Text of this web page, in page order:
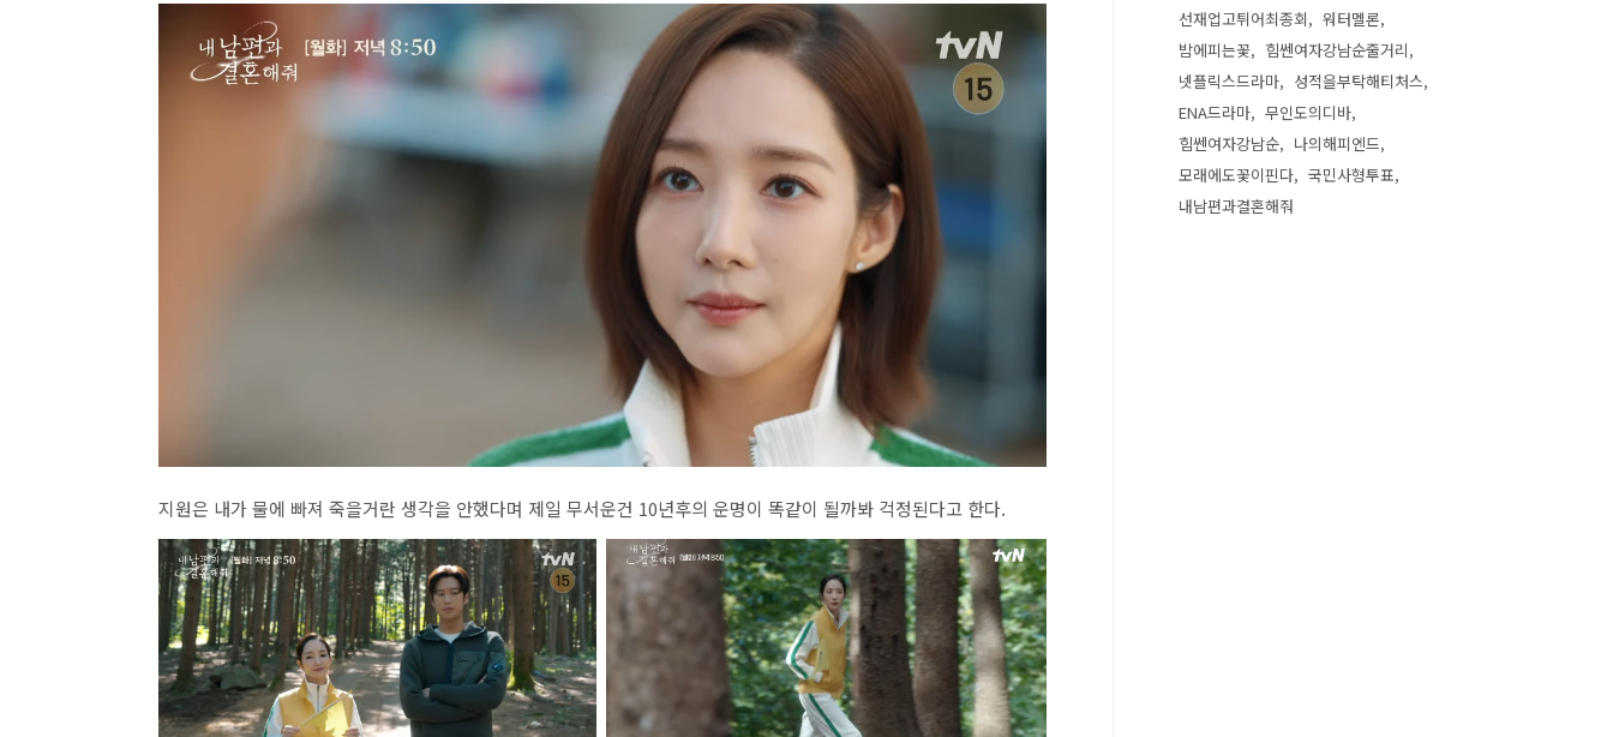
지원은 내가 물에 빠져 죽을거란 생각을 안했다며 제일 무서운건 10년후의 운명이 똑같이 될까봐 걱정된다고 한다.
선재업고튀어최종회
워터멜론
밤에피는꽃
힘쎈여자강남순줄거리
넷플릭스드라마
성적을부탁해티처스
ENA드라마
무인도의디바
힘쎈여자강남순
나의해피엔드
모래에도꽃이핀다
국민사형투표
내남편과결혼해줘